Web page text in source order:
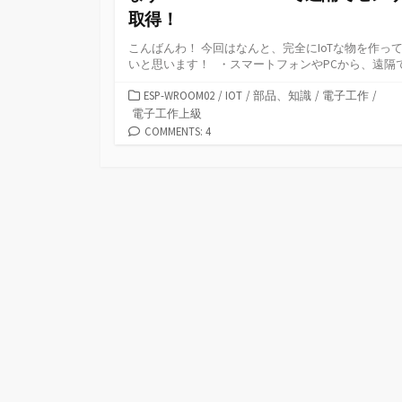
取得！
こんばんわ！ 今回はなんと、完全にIoTな物を作っ
いと思います！ ・スマートフォンやPCから、遠隔
カ
テ
ゴ
ESP-WROOM02 / IOT / 部品、知識 / 電子工作 /
電子工作上級
COMMENTS: 4